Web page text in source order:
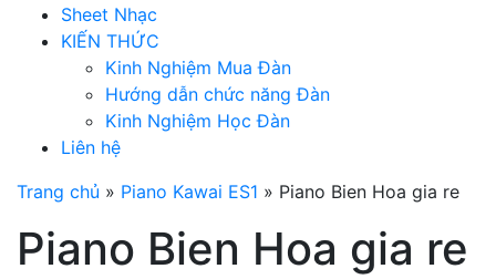
Sheet Nhạc
KIẾN THỨC
Kinh Nghiệm Mua Đàn
Hướng dẫn chức năng Đàn
Kinh Nghiệm Học Đàn
Liên hệ
Trang chủ » Piano Kawai ES1 » Piano Bien Hoa gia re
Piano Bien Hoa gia re